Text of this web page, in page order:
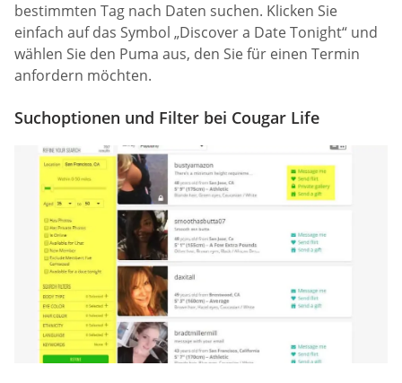
bestimmten Tag nach Daten suchen. Klicken Sie
einfach auf das Symbol „Discover a Date Tonight“ und
wählen Sie den Puma aus, den Sie für einen Termin
anfordern möchten.
Suchoptionen und Filter bei Cougar Life